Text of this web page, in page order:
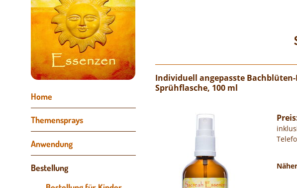
Individuell angepasste
Sprühflasche, 100 ml
überspringen
Home
Themensprays
Anwendung
Bestellung